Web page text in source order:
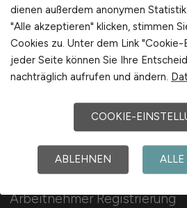
Für Arbeitnehmer
Sozialwesen Jobs suchen
Jobfinder
Arbeitnehmer Registrierung
dienen außerdem anonymen
"Alle akzeptieren" klicken, stimmen
Cookies zu. Unter dem Link "Cookie-
jeder Seite können Sie Ihre
nachträglich aufrufen und ändern.
COOKIE-
ABLEHNEN